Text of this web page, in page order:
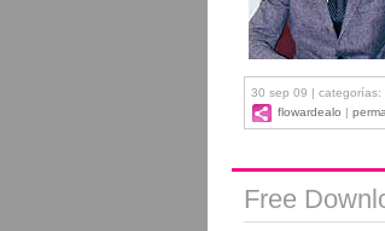
30 sep 09 | categorías:
flowardealo |
Free